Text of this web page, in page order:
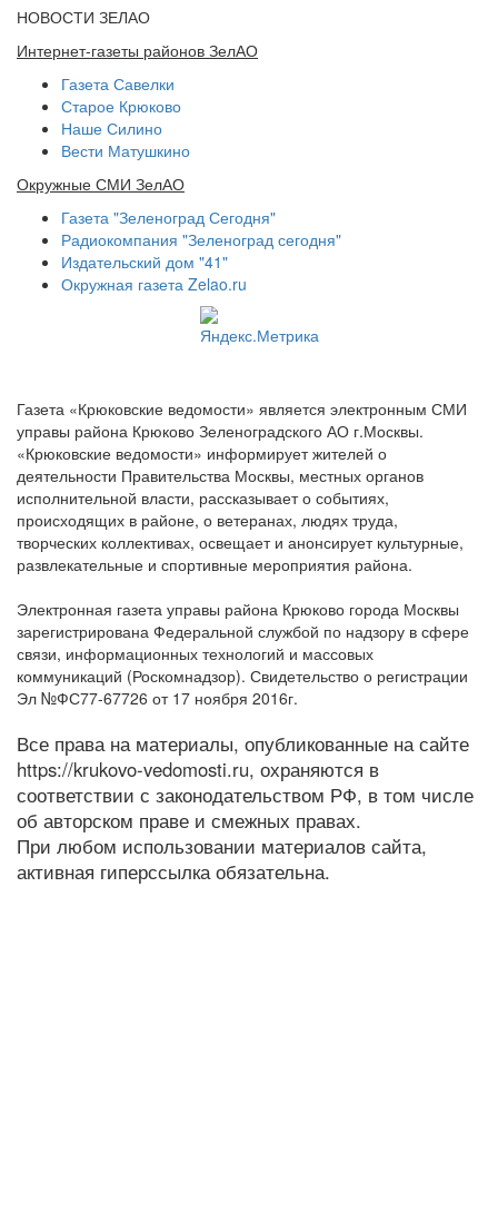
НОВОСТИ ЗЕЛАО
Интернет-газеты районов ЗелАО
Газета Савелки
Старое Крюково
Наше Силино
Вести Матушкино
Окружные СМИ ЗелАО
Газета "Зеленоград Сегодня"
Радиокомпания "Зеленоград сегодня"
Издательский дом "41"
Окружная газета Zelao.ru
Газета «Крюковские ведомости» является электронным СМИ
управы района Крюково Зеленоградского АО г.Москвы.
«Крюковские ведомости» информирует жителей о
деятельности Правительства Москвы, местных органов
исполнительной власти, рассказывает о событиях,
происходящих в районе, о ветеранах, людях труда,
творческих коллективах, освещает и анонсирует культурные,
развлекательные и спортивные мероприятия района.
Электронная газета управы района Крюково города Москвы
зарегистрирована Федеральной службой по надзору в сфере
связи, информационных технологий и массовых
коммуникаций (Роскомнадзор). Свидетельство о регистрации
Эл №ФС77-67726 от 17 ноября 2016г.
Все права на материалы, опубликованные на сайте
https://krukovo-vedomosti.ru, охраняются в
соответствии с законодательством РФ, в том числе
об авторском праве и смежных правах.
При любом использовании материалов сайта,
активная гиперссылка обязательна.